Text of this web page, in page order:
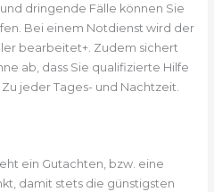
dringende Fälle können Sie
Bei einem Notdienst wird der
bearbeitet+. Zudem sichert
ab, dass Sie qualifizierte Hilfe
jeder Tages- und Nachtzeit.
ein Gutachten, bzw. eine
damit stets die günstigsten